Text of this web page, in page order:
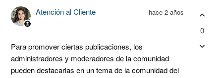
Atención al Cliente hace 2 años
Para promover ciertas publicaciones, los
administradores y moderadores de la comunidad
pueden destacarlas en un tema de la comunidad del
0